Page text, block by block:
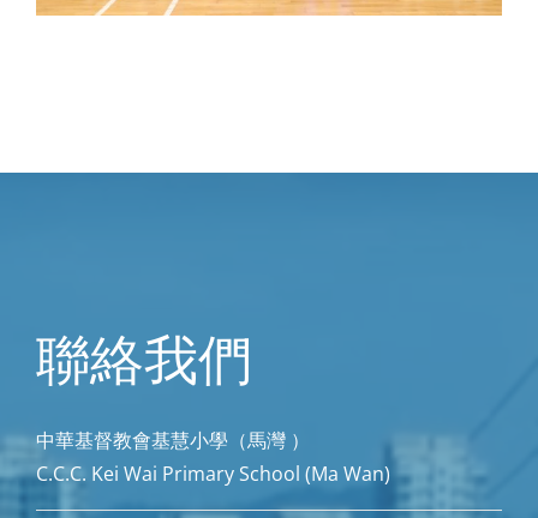
聯絡我們
中華基督教會基慧小學（馬灣 ）
C.C.C. Kei Wai Primary School (Ma Wan)